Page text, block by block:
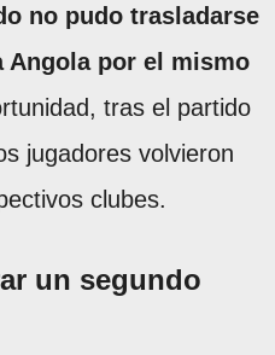
no pudo trasladarse
Angola por el mismo
tras el partido
jugadores volvieron
clubes.
un segundo